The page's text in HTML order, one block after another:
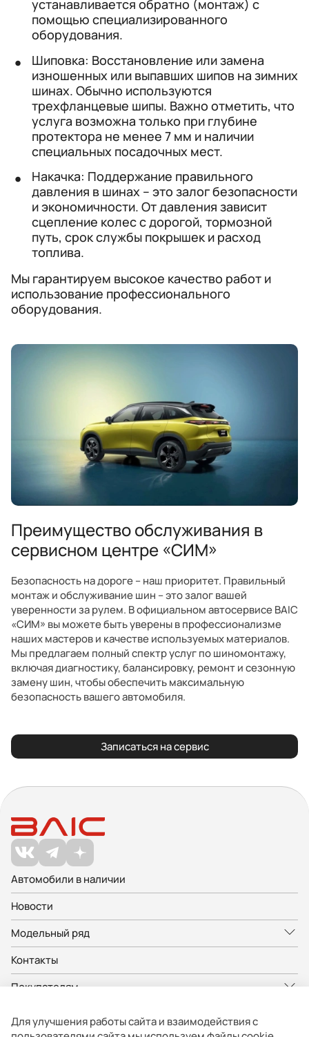
устанавливается обратно (монтаж) с
помощью специализированного
оборудования.
Шиповка: Восстановление или замена
изношенных или выпавших шипов на зимних
шинах. Обычно используются
трехфланцевые шипы. Важно отметить, что
услуга возможна только при глубине
протектора не менее 7 мм и наличии
специальных посадочных мест.
Накачка: Поддержание правильного
давления в шинах – это залог безопасности
и экономичности. От давления зависит
сцепление колес с дорогой, тормозной
путь, срок службы покрышек и расход
топлива.
Мы гарантируем высокое качество работ и
использование профессионального
оборудования.
Преимущество обслуживания в
сервисном центре «СИМ»
Безопасность на дороге – наш приоритет. Правильный
монтаж и обслуживание шин – это залог вашей
уверенности за рулем. В официальном автосервисе BAIC
«СИМ» вы можете быть уверены в профессионализме
наших мастеров и качестве используемых материалов.
Мы предлагаем полный спектр услуг по шиномонтажу,
включая диагностику, балансировку, ремонт и сезонную
замену шин, чтобы обеспечить максимальную
безопасность вашего автомобиля.
Записаться на сервис
Автомобили в наличии
Новости
Модельный ряд
Контакты
Покупателям
Для улучшения работы сайта и взаимодействия с